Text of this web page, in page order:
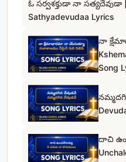
ఓ సర్వశక్తుడా నా సత్యదేవుడా
Sathyadevudaa Lyrics
నా
Song
దాచి